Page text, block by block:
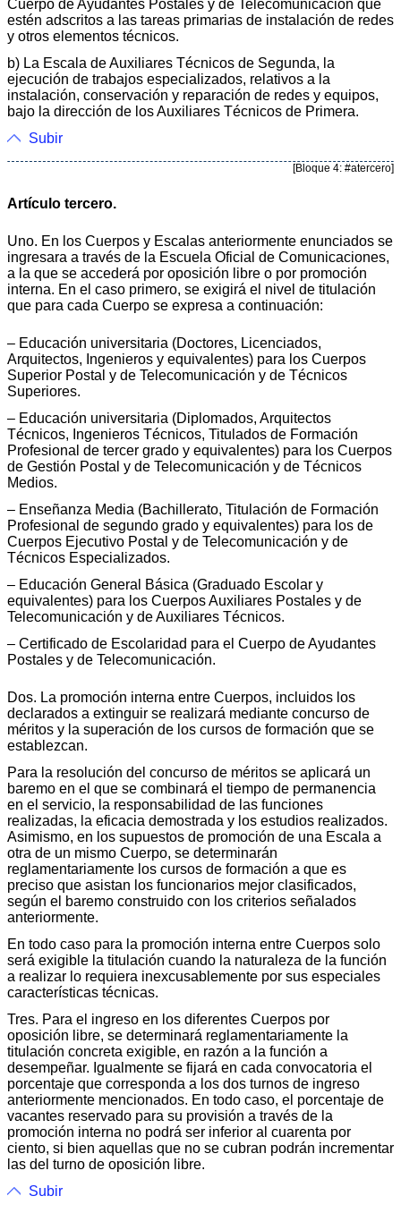
Cuerpo de Ayudantes Postales y de Telecomunicación que
estén adscritos a las tareas primarias de instalación de redes
y otros elementos técnicos.
b) La Escala de Auxiliares Técnicos de Segunda, la
ejecución de trabajos especializados, relativos a la
instalación, conservación y reparación de redes y equipos,
bajo la dirección de los Auxiliares Técnicos de Primera.
Subir
[Bloque 4: #atercero]
Artículo tercero.
Uno. En los Cuerpos y Escalas anteriormente enunciados se
ingresara a través de la Escuela Oficial de Comunicaciones,
a la que se accederá por oposición libre o por promoción
interna. En el caso primero, se exigirá el nivel de titulación
que para cada Cuerpo se expresa a continuación:
– Educación universitaria (Doctores, Licenciados,
Arquitectos, Ingenieros y equivalentes) para los Cuerpos
Superior Postal y de Telecomunicación y de Técnicos
Superiores.
– Educación universitaria (Diplomados, Arquitectos
Técnicos, Ingenieros Técnicos, Titulados de Formación
Profesional de tercer grado y equivalentes) para los Cuerpos
de Gestión Postal y de Telecomunicación y de Técnicos
Medios.
– Enseñanza Media (Bachillerato, Titulación de Formación
Profesional de segundo grado y equivalentes) para los de
Cuerpos Ejecutivo Postal y de Telecomunicación y de
Técnicos Especializados.
– Educación General Básica (Graduado Escolar y
equivalentes) para los Cuerpos Auxiliares Postales y de
Telecomunicación y de Auxiliares Técnicos.
– Certificado de Escolaridad para el Cuerpo de Ayudantes
Postales y de Telecomunicación.
Dos. La promoción interna entre Cuerpos, incluidos los
declarados a extinguir se realizará mediante concurso de
méritos y la superación de los cursos de formación que se
establezcan.
Para la resolución del concurso de méritos se aplicará un
baremo en el que se combinará el tiempo de permanencia
en el servicio, la responsabilidad de las funciones
realizadas, la eficacia demostrada y los estudios realizados.
Asimismo, en los supuestos de promoción de una Escala a
otra de un mismo Cuerpo, se determinarán
reglamentariamente los cursos de formación a que es
preciso que asistan los funcionarios mejor clasificados,
según el baremo construido con los criterios señalados
anteriormente.
En todo caso para la promoción interna entre Cuerpos solo
será exigible la titulación cuando la naturaleza de la función
a realizar lo requiera inexcusablemente por sus especiales
características técnicas.
Tres. Para el ingreso en los diferentes Cuerpos por
oposición libre, se determinará reglamentariamente la
titulación concreta exigible, en razón a la función a
desempeñar. Igualmente se fijará en cada convocatoria el
porcentaje que corresponda a los dos turnos de ingreso
anteriormente mencionados. En todo caso, el porcentaje de
vacantes reservado para su provisión a través de la
promoción interna no podrá ser inferior al cuarenta por
ciento, si bien aquellas que no se cubran podrán incrementar
las del turno de oposición libre.
Subir